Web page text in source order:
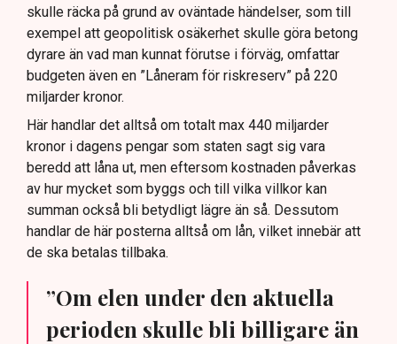
skulle räcka på grund av oväntade händelser, som till
exempel att geopolitisk osäkerhet skulle göra betong
dyrare än vad man kunnat förutse i förväg, omfattar
budgeten även en ”Låneram för riskreserv” på 220
miljarder kronor.
Här handlar det alltså om totalt max 440 miljarder
kronor i dagens pengar som staten sagt sig vara
beredd att låna ut, men eftersom kostnaden påverkas
av hur mycket som byggs och till vilka villkor kan
summan också bli betydligt lägre än så. Dessutom
handlar de här posterna alltså om lån, vilket innebär att
de ska betalas tillbaka.
”Om elen under den aktuella
perioden skulle bli billigare än